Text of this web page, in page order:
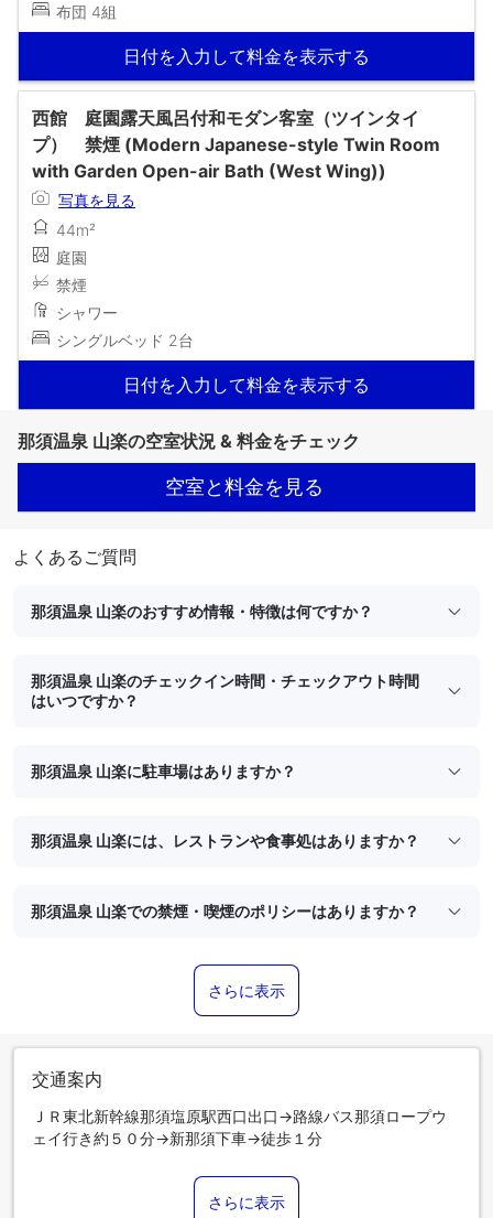
布団 4組
日付を入力して料金を表示する
西館 庭園露天風呂付和モダン客室（ツインタイ
プ） 禁煙 (Modern Japanese-style Twin Room
with Garden Open-air Bath (West Wing))
写真を見る
44m²
庭園
禁煙
シャワー
シングルベッド 2台
日付を入力して料金を表示する
那須温泉 山楽の空室状況 & 料金をチェック
空室と料金を見る
よくあるご質問
那須温泉 山楽のおすすめ情報・特徴は何ですか？
那須温泉 山楽のチェックイン時間・チェックアウト時間
はいつですか？
那須温泉 山楽に駐車場はありますか？
那須温泉 山楽には、レストランや食事処はありますか？
那須温泉 山楽での禁煙・喫煙のポリシーはありますか？
さらに表示
交通案内
ＪＲ東北新幹線那須塩原駅西口出口→路線バス那須ロープウ
ェイ行き約５０分→新那須下車→徒歩１分
さらに表示